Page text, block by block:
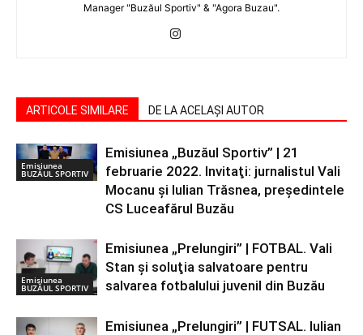
Manager "Buzăul Sportiv" & "Agora Buzau".
ARTICOLE SIMILARE DE LA ACELAȘI AUTOR
Emisiunea
BUZĂUL SPORTIV
Emisiunea „Buzăul Sportiv” | 21
februarie 2022. Invitaţi: jurnalistul Vali
Mocanu şi Iulian Trăsnea, preşedintele
CS Luceafărul Buzău
Emisiunea
BUZĂUL SPORTIV
Emisiunea „Prelungiri” | FOTBAL. Vali
Stan şi soluţia salvatoare pentru
salvarea fotbalului juvenil din Buzău
Emisiunea „Prelungiri” | FUTSAL. Iulian